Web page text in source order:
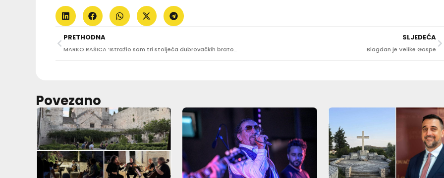
PRETHODNA
MARKO RAŠICA ‘Istražio sam tri stoljeća dubrovačkih bratovština. Iznenadilo me da pravne razlike i nema!’
SLJEDEĆA
Blagdan je Velike Gospe
Povezano